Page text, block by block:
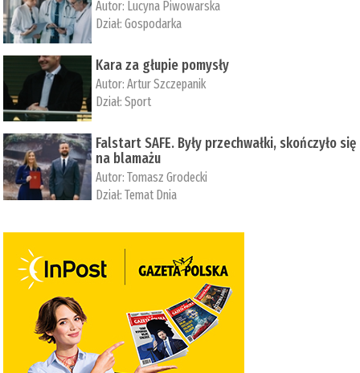
Autor: Lucyna Piwowarska
Dział:Gospodarka
Kara za głupie pomysły
Autor:Artur Szczepanik
Dział:Sport
Falstart SAFE. Były przechwałki, skończyło się
na blamażu
Autor:Tomasz Grodecki
Dział:Temat Dnia